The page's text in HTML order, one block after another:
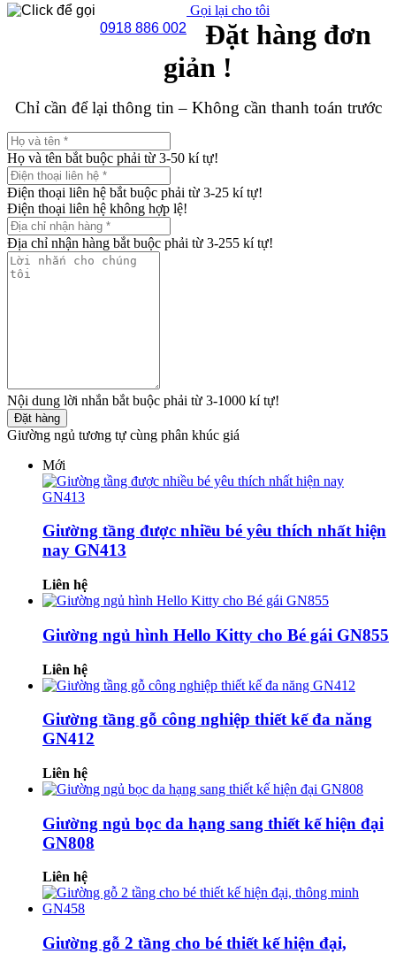
0918 886 002
Gọi lại cho tôi
Đặt hàng đơn
giản !
Chỉ cần để lại thông tin – Không cần thanh toán trước
Họ và tên bắt buộc phải từ 3-50 kí tự!
Điện thoại liên hệ bắt buộc phải từ 3-25 kí tự!
Điện thoại liên hệ không hợp lệ!
Địa chỉ nhận hàng bắt buộc phải từ 3-255 kí tự!
Nội dung lời nhắn bắt buộc phải từ 3-1000 kí tự!
Đặt hàng
Giường ngủ tương tự cùng phân khúc giá
Mới
Giường tầng được nhiều bé yêu thích nhất hiện
nay GN413
Liên hệ
Giường ngủ hình Hello Kitty cho Bé gái GN855
Liên hệ
Giường tầng gỗ công nghiệp thiết kế đa năng
GN412
Liên hệ
Giường ngủ bọc da hạng sang thiết kế hiện đại
GN808
Liên hệ
Giường gỗ 2 tầng cho bé thiết kế hiện đại,